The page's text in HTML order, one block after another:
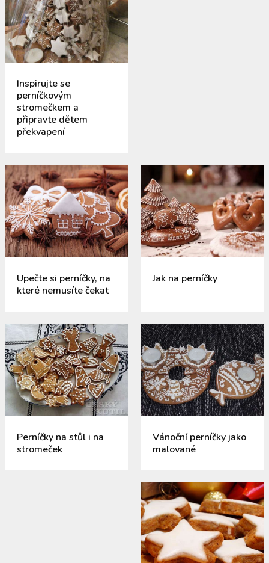
Inspirujte se
perníčkovým
stromečkem a
připravte dětem
překvapení
Upečte si perníčky, na
které nemusíte čekat
Jak na perníčky
Perníčky na stůl i na
stromeček
Vánoční perníčky jako
malované